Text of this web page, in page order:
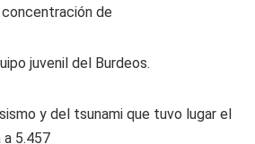
de
juvenil del Burdeos.
y del tsunami que tuvo lugar el
a 5.457